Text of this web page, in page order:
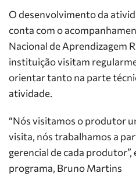
O desenvolvimento da
conta com o
Nacional de Aprendizagem
instituição visitam
orientar tanto na parte
atividade.
“Nós visitamos o produtor
visita, nós trabalhamos a
gerencial de cada
programa, Bruno Martins